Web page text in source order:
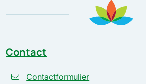
Contact
Contactformulier